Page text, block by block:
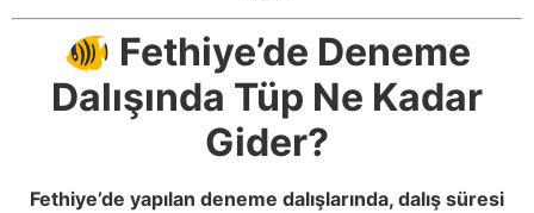
🐠 Fethiye’de Deneme
Dalışında Tüp Ne Kadar
Gider?
Fethiye’de yapılan deneme dalışlarında, dalış süresi